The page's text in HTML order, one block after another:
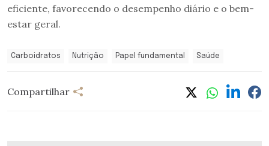
eficiente, favorecendo o desempenho diário e o bem-
estar geral.
Carboidratos Nutrição Papel fundamental Saúde
Compartilhar